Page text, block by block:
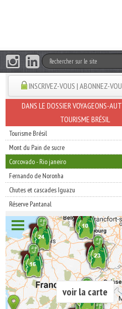
INSCRIVEZ-VOUS | ABONNEZ-
DANS LE DOSSIER VOYAGEONS-
TOURISME BRÉSIL
Tourisme Brésil
Mont du Pain de sucre
Corcovado - Rio janeiro
Fernando de Noronha
Chutes et cascades Iguazu
Réserve Pantanal
voir la carte